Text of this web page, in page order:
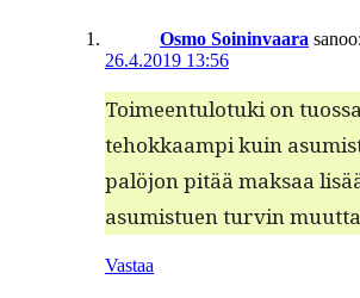
Osmo Soininvaara sanoo:
26.4.2019 13:56
Toimeen­tu­lo­tu­ki on
tehokkaampi kuin
palöjon pitää mak­saa
asum­istuen turvin
Vastaa